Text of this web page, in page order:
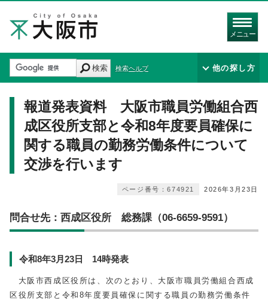
メニュー
検索 検索ヘルプ 他の探し方
報道発表資料 大阪市職員労働組合西
成区役所支部と令和8年度要員確保に
関する職員の勤務労働条件について
交渉を行います
2026年3月23日
ページ番号：674921
問合せ先：西成区役所 総務課（06-6659-9591）
令和8年3月23日 14時発表
大阪市西成区役所は、次のとおり、大阪市職員労働組合西成
区役所支部と令和8年度要員確保に関する職員の勤務労働条件